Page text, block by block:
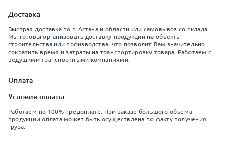
Доставка
Быстрая доставка по г. Астана и области или самовывоз со склада.
Мы готовы организовать доставку продукции на объекты
строительства или производства, что позволит Вам значительно
сократить время и затраты на транспортировку товара. Работаем с
ведущими транспортными компаниями.
Оплата
Условия оплаты
Работаем по 100% предоплате. При заказе большого объема
продукции оплата может быть осуществлена по факту получения
груза.